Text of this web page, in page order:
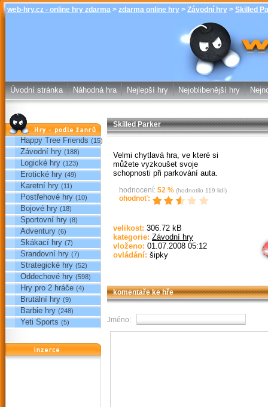
web-hry.cz - online hry zdarma > zdarma online hry > Závodní hry > Skilled
Skilled
online hry
Úvodní stránka Náhodná hra Nejlepší hry Nejoblibenější hry
Hry podle žánrů
Happy Tree Friends (15)
Závodní hry (188)
Logické hry (123)
Erotické hry (49)
Karetní hry (11)
Postřehové hry (10)
Bojové hry (18)
Sportovní hry (8)
Adventury (6)
Skákací hry (7)
Srandovní hry (7)
Strategické hry (52)
Oddechové hry (598)
Hry pro 2 hráče (4)
Brutální hry (9)
Barbie hry (248)
Yeti Sports (5)
reklama
Skilled Parker
Velmi chytlavá hra, ve které si
můžete vyzkoušet svoje
schopnosti při parkování auta.
hodnocení: 52 % (hodnotilo 119 lidí)
ohodnoť:
velikost: 306.72 kB
kategorie: Závodní hry
vloženo: 01.07.2008 05:12
ovládání: šipky
komentaře ke hře
Jméno: